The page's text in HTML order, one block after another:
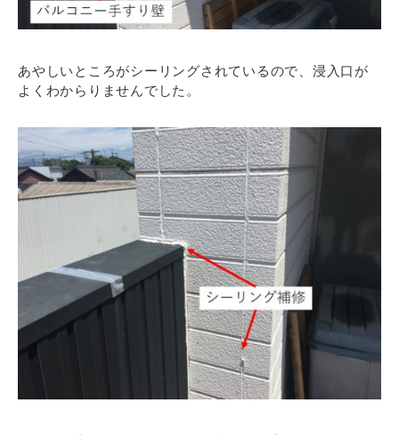
あやしいところがシーリングされているので、浸入口が
よくわからりませんでした。